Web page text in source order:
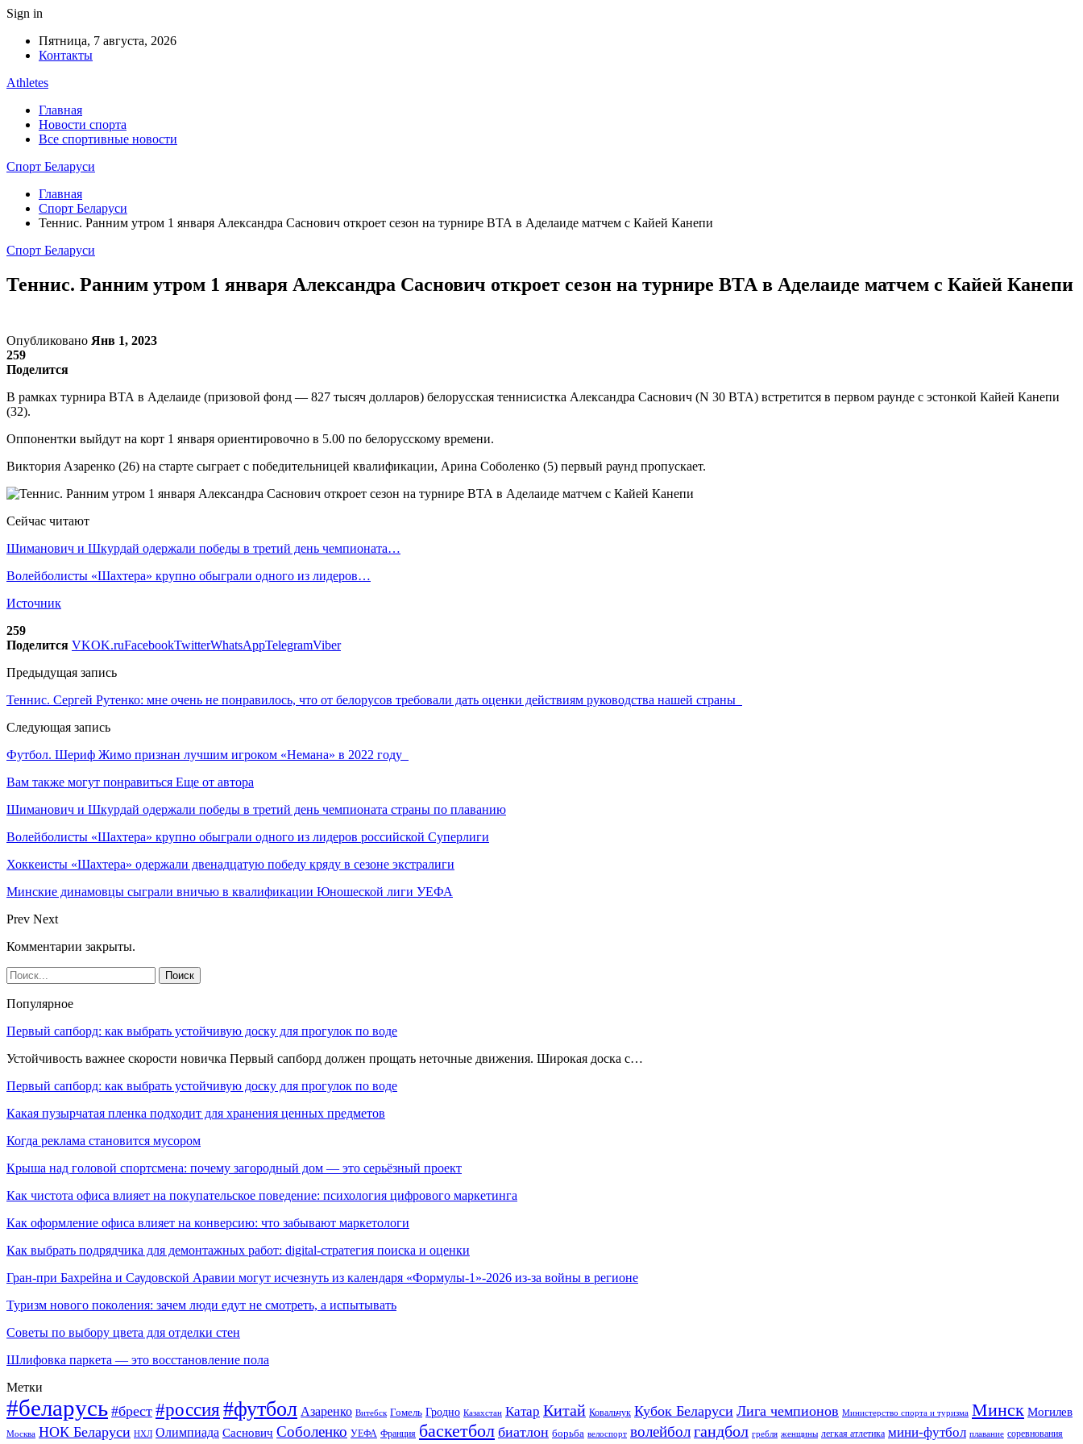
Sign in
Пятница, 7 августа, 2026
Контакты
Athletes
Главная
Новости спорта
Все спортивные новости
Спорт Беларуси
Главная
Спорт Беларуси
Теннис. Ранним утром 1 января Александра Саснович откроет сезон на турнире ВТА в Аделаиде матчем с Кайей Канепи
Спорт Беларуси
Теннис. Ранним утром 1 января Александра Саснович откроет сезон на турнире ВТА в Аделаиде матчем с Кайей Канепи
Опубликовано Янв 1, 2023
259
Поделится
В рамках турнира ВТА в Аделаиде (призовой фонд — 827 тысяч долларов) белорусская теннисистка Александра Саснович (N 30 ВТА) встретится в первом раунде с эстонкой Кайей Канепи
(32).
Оппонентки выйдут на корт 1 января ориентировочно в 5.00 по белорусскому времени.
Виктория Азаренко (26) на старте сыграет с победительницей квалификации, Арина Соболенко (5) первый раунд пропускает.
Сейчас читают
Шиманович и Шкурдай одержали победы в третий день чемпионата…
Волейболисты «Шахтера» крупно обыграли одного из лидеров…
Источник
259
Поделится VKOK.ruFacebookTwitterWhatsAppTelegramViber
Предыдущая запись
Теннис. Сергей Рутенко: мне очень не понравилось, что от белорусов требовали дать оценки действиям руководства нашей страны
Следующая запись
Футбол. Шериф Жимо признан лучшим игроком «Немана» в 2022 году
Вам также могут понравиться Еще от автора
Шиманович и Шкурдай одержали победы в третий день чемпионата страны по плаванию
Волейболисты «Шахтера» крупно обыграли одного из лидеров российской Суперлиги
Хоккеисты «Шахтера» одержали двенадцатую победу кряду в сезоне экстралиги
Минские динамовцы сыграли вничью в квалификации Юношеской лиги УЕФА
Prev Next
Комментарии закрыты.
Популярное
Первый сапборд: как выбрать устойчивую доску для прогулок по воде
Устойчивость важнее скорости новичка Первый сапборд должен прощать неточные движения. Широкая доска с…
Первый сапборд: как выбрать устойчивую доску для прогулок по воде
Какая пузырчатая пленка подходит для хранения ценных предметов
Когда реклама становится мусором
Крыша над головой спортсмена: почему загородный дом — это серьёзный проект
Как чистота офиса влияет на покупательское поведение: психология цифрового маркетинга
Как оформление офиса влияет на конверсию: что забывают маркетологи
Как выбрать подрядчика для демонтажных работ: digital-стратегия поиска и оценки
Гран-при Бахрейна и Саудовской Аравии могут исчезнуть из календаря «Формулы-1»-2026 из-за войны в регионе
Туризм нового поколения: зачем люди едут не смотреть, а испытывать
Советы по выбору цвета для отделки стен
Шлифовка паркета — это восстановление пола
Метки
#беларусь #брест #россия#футбол Азаренко Витебск Гомель Гродно Казахстан Катар Китай Ковальчук Кубок Беларуси Лига чемпионов Министерство спорта и туризма Минск Могилев
Москва НОК Беларуси НХЛ Олимпиада Саснович Соболенко УЕФА Франция баскетбол биатлон борьба велоспорт волейболгандбол гребля женщины легкая атлетика мини-футбол плавание соревнования